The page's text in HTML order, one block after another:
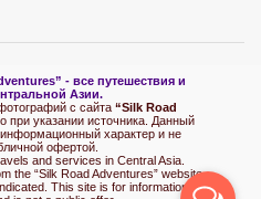
- все путешествия и
Азии.
с сайта “Silk Road
при указании источника. Данный
характер и не
офертой.
and services in Central Asia.
the “Silk Road Adventures” website
This site is for informational